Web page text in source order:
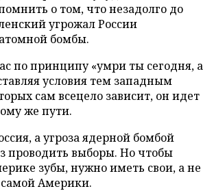
о том, что незадолго до
угрожал России
бомбы.
по принципу «умри ты сегодня, а
условия тем западным
сам всецело зависит, он идет
же пути.
а угроза ядерной бомбой
проводить выборы. Но чтобы
зубы, нужно иметь свои, а не
Америки.